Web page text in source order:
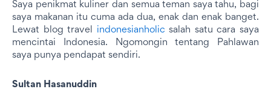
Saya penikmat kuliner dan semua teman saya tahu, bagi
saya makanan itu cuma ada dua, enak dan enak banget.
Lewat blog travel indonesianholic salah satu cara saya
mencintai Indonesia. Ngomongin tentang Pahlawan
saya punya pendapat sendiri.
Sultan Hasanuddin